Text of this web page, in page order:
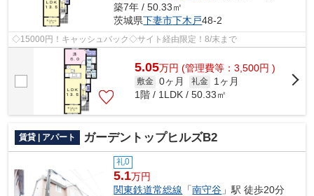
築7年 / 50.33㎡
茨城県下妻市下木戸48-2
◇15000円！キャッシュバック◇サイト経由限定！8/末まで
5.05万円 (管理費等：3,500円 )
敷金 0ヶ月 礼金
1ヶ月
1階 / 1LDK / 50.33㎡
賃貸 | アパート ガーデントップヒルズB2
礼0
5.1万円
関東鉄道常総線 「南守谷 」駅 徒歩20分